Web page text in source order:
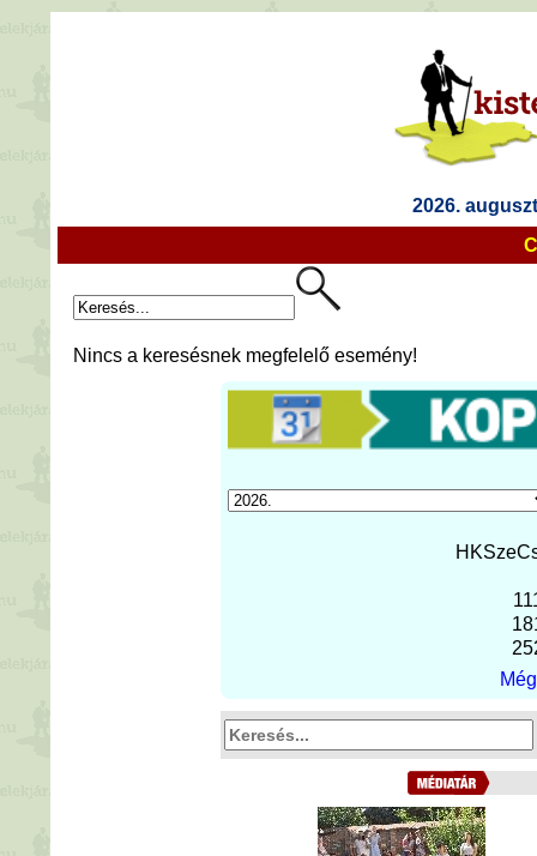
2026.
Nincs a keresésnek megfelelő esemény!
H KSze
11
18
25